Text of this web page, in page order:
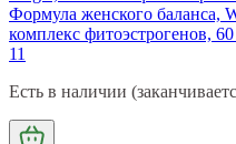
Формула женского баланса,
комплекс фитоэстрогенов, 60
11
Есть в наличии